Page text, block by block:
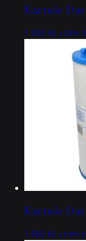
Kartuše
1 200 Kč s DPH
Kartuše
1 580 Kč s DPH